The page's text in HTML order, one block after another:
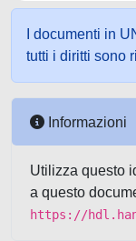
I documenti in
tutti i diritti sono
Informazioni
Utilizza questo
a questo
https://